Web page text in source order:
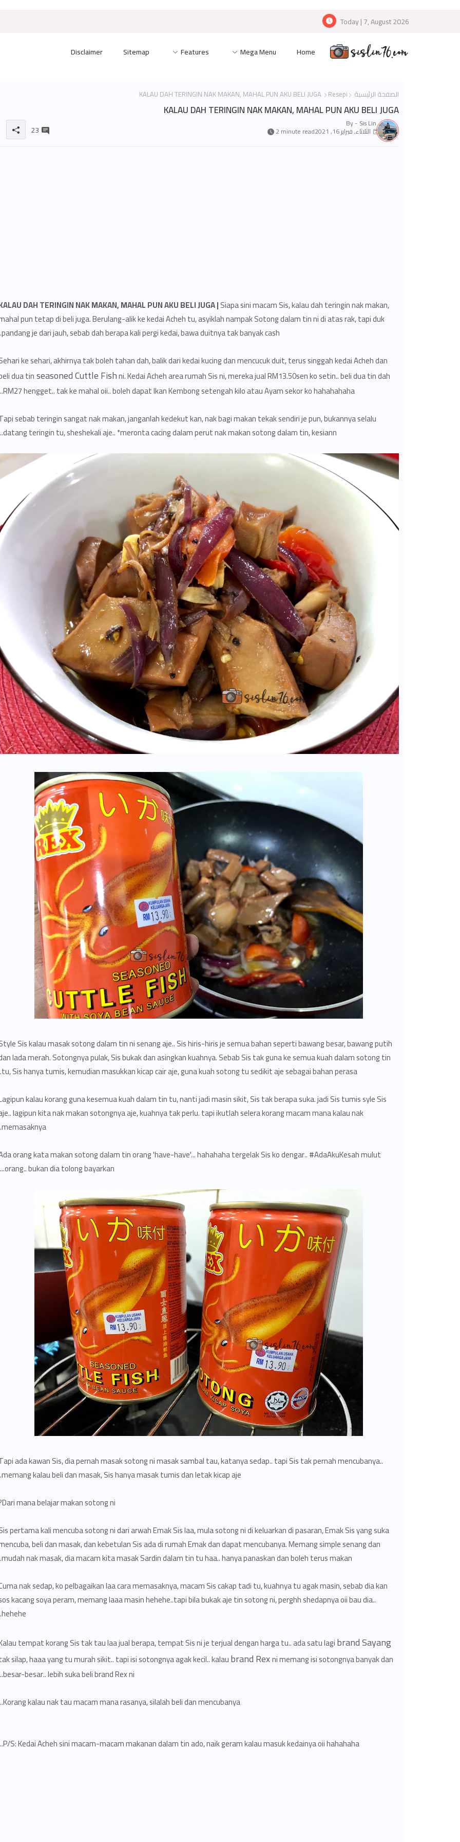
Today | 7, August 2026
Home
Mega Menu
Features
Sitemap
Disclaimer
الصفحة الرئيسية Resepi
KALAU DAH TERINGIN NAK MAKAN, MAHAL PUN AKU BELI JUGA
KALAU DAH TERINGIN NAK MAKAN, MAHAL PUN AKU BELI JUGA
By - Sis Lin
الثلاثاء, فبراير 16, 2021 2 minute read
23
DAH TERINGIN NAK MAKAN, MAHAL PUN AKU BELI JUGA |Siapa sini macam Sis, kalau dah teringin nak makan,
pun tetap di beli juga. Berulang-alik ke kedai Acheh tu, asyiklah nampak Sotong dalam tin ni di atas rak, tapi duk
pandang je dari jauh, sebab dah berapa kali pergi kedai, bawa duitnya tak banyak cash.
ke sehari, akhirnya tak boleh tahan dah, balik dari kedai kucing dan mencucuk duit, terus singgah kedai Acheh dan
dua tinseasoned Cuttle Fishni. Kedai Acheh area rumah Sis ni, mereka jual RM13.50sen ko setin.. beli dua tin dah
RM27 hengget.. tak ke mahal oii.. boleh dapat Ikan Kembong setengah kilo atau Ayam sekor ko hahahahaha...
sebab teringin sangat nak makan, janganlah kedekut kan, nak bagi makan tekak sendiri je pun, bukannya selalu
datang teringin tu, sheshekali aje.. *meronta cacing dalam perut nak makan sotong dalam tin, kesiann..
Sis kalau masak sotong dalam tin ni senang aje.. Sis hiris-hiris je semua bahan seperti bawang besar, bawang putih
lada merah. Sotongnya pulak, Sis bukak dan asingkan kuahnya. Sebab Sis tak guna ke semua kuah dalam sotong tin
tu, Sis hanya tumis, kemudian masukkan kicap cair aje, guna kuah sotong tu sedikit aje sebagai bahan perasa.
kalau korang guna kesemua kuah dalam tin tu, nanti jadi masin sikit, Sis tak berapa suka. jadi Sis tumis syle Sis
lagipun kita nak makan sotongnya aje, kuahnya tak perlu. tapi ikutlah selera korang macam mana kalau nak
memasaknya..
orang kata makan sotong dalam tin orang 'have-have'... hahahaha tergelak Sis ko dengar.. #AdaAkuKesah mulut
orang.. bukan dia tolong bayarkan...
ada kawan Sis, dia pernah masak sotong ni masak sambal tau, katanya sedap.. tapi Sis tak pernah mencubanya..
memang kalau beli dan masak, Sis hanya masak tumis dan letak kicap aje.
Dari mana belajar makan sotong ni?
pertama kali mencuba sotong ni dari arwah Emak Sis laa, mula sotong ni di keluarkan di pasaran, Emak Sis yang suka
beli dan masak, dan kebetulan Sis ada di rumah Emak dan dapat mencubanya. Memang simple senang dan
mudah nak masak, dia macam kita masak Sardin dalam tin tu haa.. hanya panaskan dan boleh terus makan..
nak sedap, ko pelbagaikan laa cara memasaknya, macam Sis cakap tadi tu, kuahnya tu agak masin, sebab dia kan
kacang soya peram, memang laaa masin hehehe..tapi bila bukak aje tin sotong ni, perghh shedapnya oii bau dia..
hehehe..
tempat korang Sis tak tau laa jual berapa, tempat Sis ni je terjual dengan harga tu.. ada satu lagibrand Sayang
silap, haaa yang tu murah sikit.. tapi isi sotongnya agak kecil.. kalaubrand Rexni memang isi sotongnya banyak dan
besar-besar.. lebih suka beli brand Rex ni..
Korang kalau nak tau macam mana rasanya, silalah beli dan mencubanya..
P/S: Kedai Acheh sini macam-macam makanan dalam tin ado, naik geram kalau masuk kedainya oii hahahaha..